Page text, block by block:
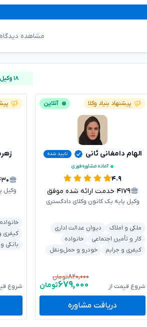
مشاهده
۱۸ وکیل آنلاین
پیشنهاد بنیاد وکلا آنلاین
الهام دامغانی ثانی
تایید شده
آماده مشاوره فوری
۴.۹
۴۱۷۹ خدمت ارائه شده موفق
وکیل پایه یک کانون وکلای دادگستری
ملکی و املاک
دیوان عدالت اداری
کار و تأمین اجتماعی
خانواده
کیفری و جرایم
خودرو و حمل‌ونقل
شروع قیمت از
۸۲۰,۰۰۰تومان
۶۷۹,۰۰۰تومان
دریافت مشاوره
وکیل
خانواده
کیفری
بانکی
شروع